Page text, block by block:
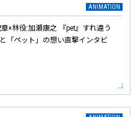
×林役:加瀬康之 『pet』すれ違う
と「ペット」の想い直撃インタビ